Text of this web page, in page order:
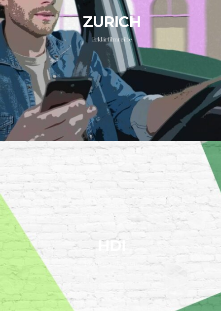
ZURICH
Erklärfilmreihe
HDI
Youtube-Videoserie